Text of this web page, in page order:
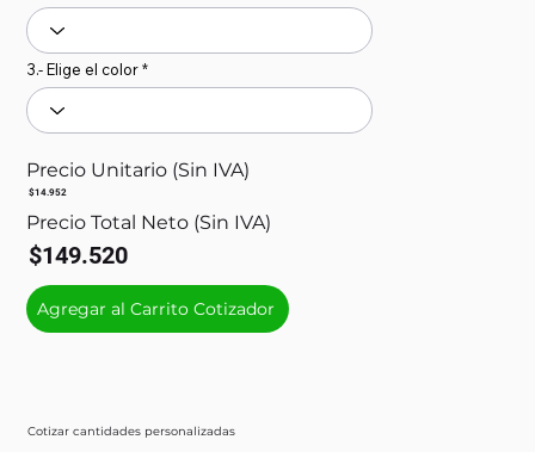
Cotizar cantidades personalizadas
3.- Elige el color
Precio Unitario (Sin IVA)
$14.952
Precio Total Neto (Sin IVA)
$149.520
Agregar al Carrito Cotizador